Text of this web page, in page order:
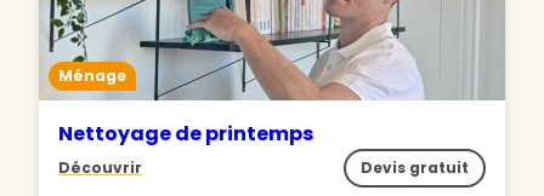
Ménage
Nettoyage de printemps
Découvrir Devis gratuit